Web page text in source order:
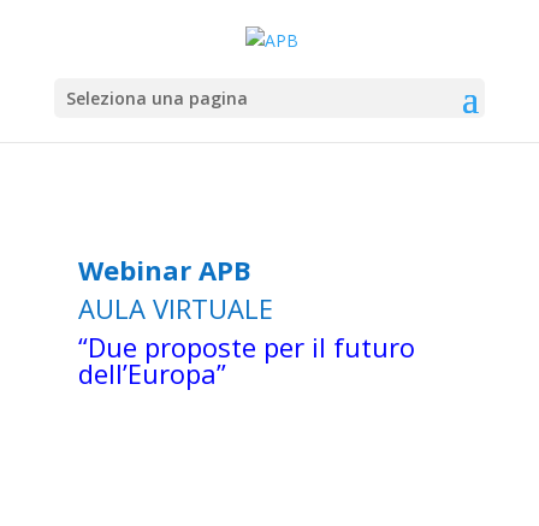
Seleziona una pagina
Webinar APB
AULA VIRTUALE
“Due proposte per il futuro
dell’Europa”